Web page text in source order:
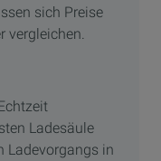
sich Preise
vergleichen.
Ladesäule
Ladevorgangs in